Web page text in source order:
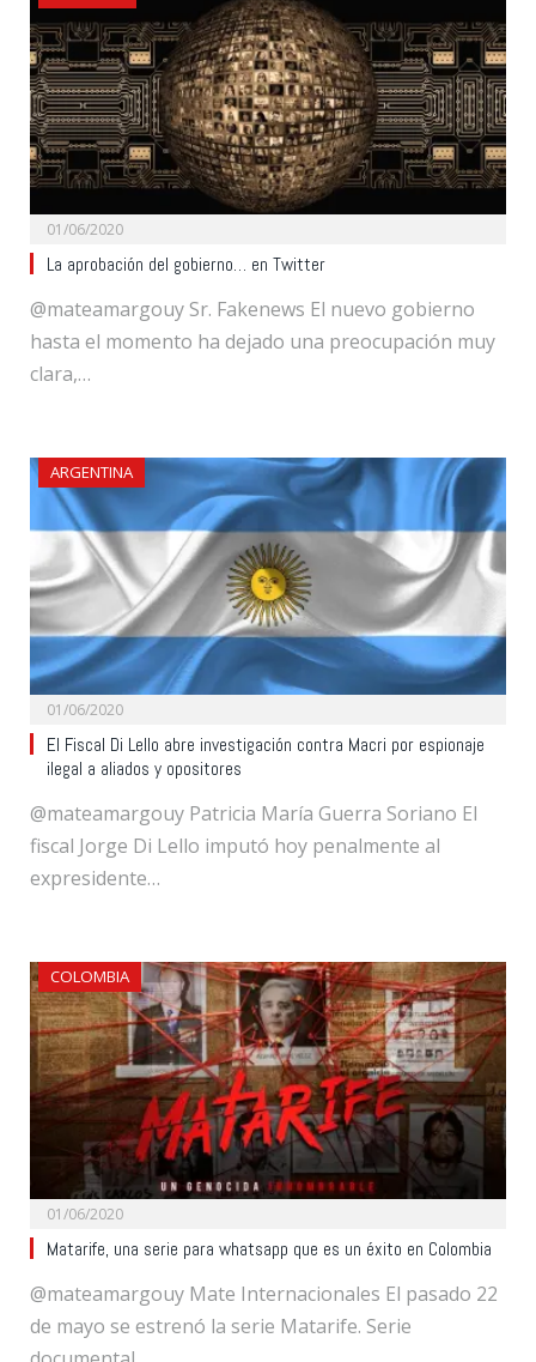
01/06/2020
La aprobación del gobierno… en Twitter
@mateamargouy Sr. Fakenews El nuevo gobierno
hasta el momento ha dejado una preocupación muy
clara,…
ARGENTINA
01/06/2020
El Fiscal Di Lello abre investigación contra Macri por espionaje
ilegal a aliados y opositores
@mateamargouy Patricia María Guerra Soriano El
fiscal Jorge Di Lello imputó hoy penalmente al
expresidente…
COLOMBIA
01/06/2020
Matarife, una serie para whatsapp que es un éxito en Colombia
@mateamargouy Mate Internacionales El pasado 22
de mayo se estrenó la serie Matarife. Serie